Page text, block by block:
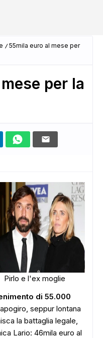
55mila euro al mese per
per la
Pirlo e l'ex moglie
di 55.000
seppur lontana
la battaglia legale,
Lario: 46mila euro al